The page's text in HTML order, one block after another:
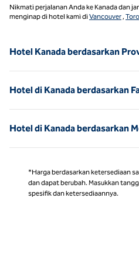
Nikmati perjalanan Anda ke Kanada dan
menginap di hotel kami diVancouver ,
Hotel Kanada berdasarkan
Hotel di Kanada berdasarkan
Hotel di Kanada berdasarkan
*Harga berdasarkan ketersediaan
dan dapat berubah. Masukkan
spesifik dan ketersediaannya.